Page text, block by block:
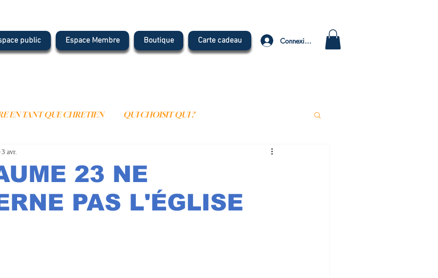
public Espace Membre Boutique Carte cadeau Connexion
EN TANT QUE CHRETIEN QUI CHOISIT QUI ?
TRIBUNE
LES NOMS DE DIEU L'HUMILITE
23 NE
PAS L'ÉGLISE
3 avr.